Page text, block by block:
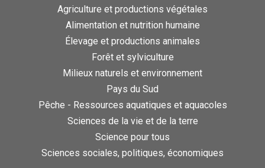
Agriculture et productions végétales
Alimentation et nutrition humaine
Élevage et productions animales
Forêt et sylviculture
Milieux naturels et environnement
Pays du Sud
Pêche - Ressources aquatiques et aquacoles
Sciences de la vie et de la terre
Science pour tous
Sciences sociales, politiques, économiques